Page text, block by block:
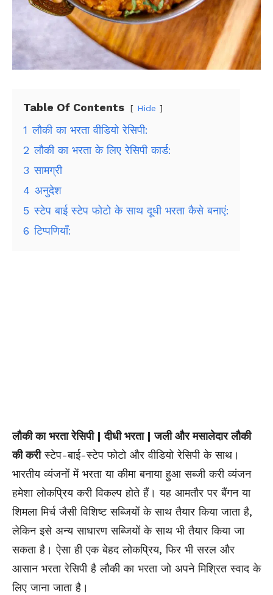
Table Of Contents Hide
1 लौकी का भरता वीडियो रेसिपी:
2 लौकी का भरता के लिए रेसिपी कार्ड:
3 सामग्री
4 अनुदेश
5 स्टेप बाई स्टेप फोटो के साथ दूधी भरता कैसे बनाएं:
6 टिप्पणियाँ:
लौकी का भरता रेसिपी | दीधी भरता | जली और मसालेदार लौकी
की करीस्टेप-बाई-स्टेप फोटो और वीडियो रेसिपी के साथ।
भारतीय व्यंजनों में भरता या कीमा बनाया हुआ सब्जी करी व्यंजन
हमेशा लोकप्रिय करी विकल्प होते हैं। यह आमतौर पर बैंगन या
शिमला मिर्च जैसी विशिष्ट सब्जियों के साथ तैयार किया जाता है,
लेकिन इसे अन्य साधारण सब्जियों के साथ भी तैयार किया जा
सकता है। ऐसा ही एक बेहद लोकप्रिय, फिर भी सरल और
आसान भरता रेसिपी है लौकी का भरता जो अपने मिश्रित स्वाद के
लिए जाना जाता है।